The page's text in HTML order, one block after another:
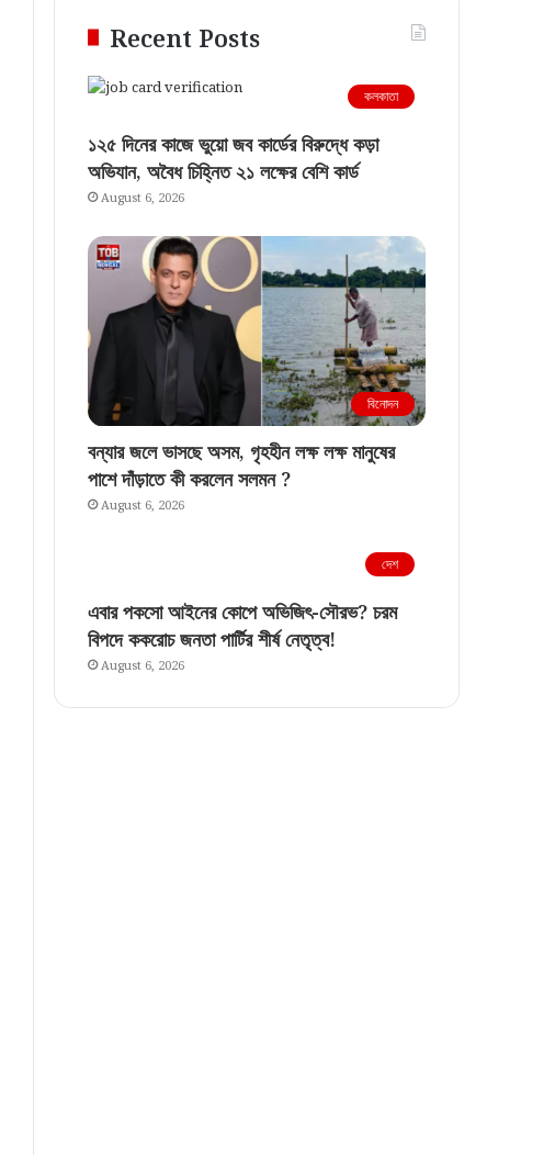
Recent Posts
কলকাতা
১২৫ দিনের কাজে ভুয়ো জব কার্ডের বিরুদ্ধে কড়া
অভিযান, অবৈধ চিহ্নিত ২১ লক্ষের বেশি কার্ড
August 6, 2026
বিনোদন
বন্যার জলে ভাসছে অসম, গৃহহীন লক্ষ লক্ষ মানুষের
পাশে দাঁড়াতে কী করলেন সলমন ?
August 6, 2026
দেশ
এবার পকসো আইনের কোপে অভিজিৎ-সৌরভ? চরম
বিপদে ককরোচ জনতা পার্টির শীর্ষ নেতৃত্ব!
August 6, 2026